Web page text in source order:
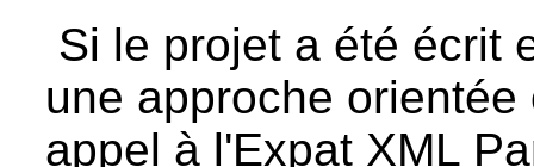
Si le projet a été écrit
une approche
appel à l'Expat XML